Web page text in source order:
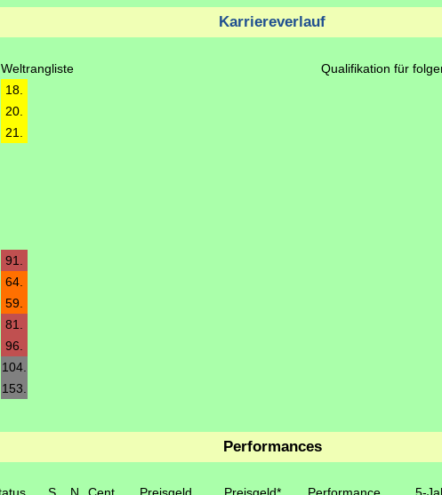
Karriereverlauf
Weltrangliste
Qualifikation für
18.
20.
21.
91.
64.
59.
81.
96.
104.
153.
Performances